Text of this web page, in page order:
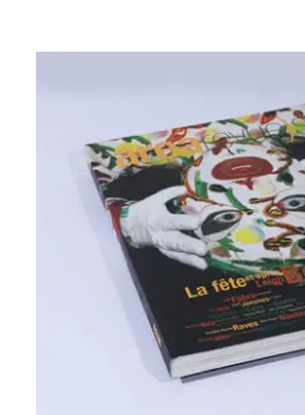
Area revue n°4 –